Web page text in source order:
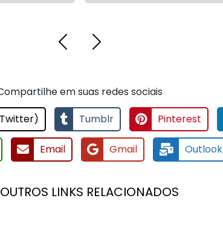
em suas redes sociais
Tumblr Pinterest
Email Gmail Outlook
OUTROS LINKS RELACIONADOS